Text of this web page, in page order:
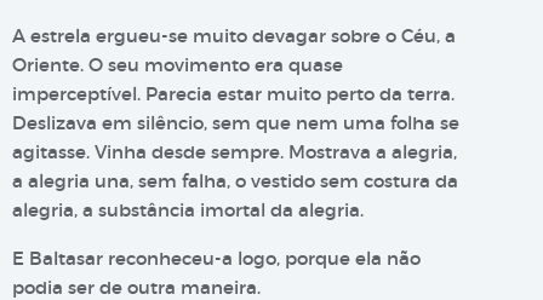
A estrela ergueu-se muito devagar sobre o Céu, a
Oriente. O seu movimento era quase
imperceptível. Parecia estar muito perto da terra.
Deslizava em silêncio, sem que nem uma folha se
agitasse. Vinha desde sempre. Mostrava a alegria,
a alegria una, sem falha, o vestido sem costura da
alegria, a substância imortal da alegria.
E Baltasar reconheceu-a logo, porque ela não
podia ser de outra maneira.